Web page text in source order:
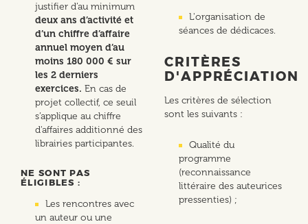
justifier d’au minimum
deux ans d’activité et
d’un chiffre d’affaire
annuel moyen d’au
moins 180 000 € sur
les 2 derniers
exercices. En cas de
projet collectif, ce seuil
s’applique au chiffre
d'affaires additionné des
librairies participantes.
NE SONT PAS
ÉLIGIBLES :
Les rencontres avec
un auteur ou une
L'organisation de
séances de dédicaces.
CRITÈRES
D'APPRÉCIATION
Les critères de sélection
sont les suivants :
Qualité du
programme
(reconnaissance
littéraire des auteurices
pressenties) ;